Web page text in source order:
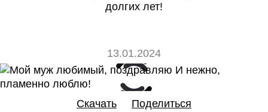
долгих лет!
13.01.2024
0
Скачать Поделиться